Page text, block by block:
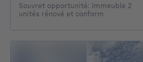
Souvret opportunité: Immeuble 2
unités rénové et conform